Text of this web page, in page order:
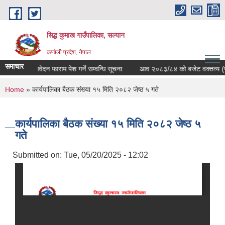
Skip to main content
सिद्ध कुमाख गाउँपालिका, सल्यान
कर्णाली प्रदेश, नेपाल
समाचार
लागि आवेदन फाराम पेश गर्ने सम्वन्धि सूचना आव २०८३/८४ को बजेट वक्तव्य
You are here
Home » कार्यपालिका बैठक संख्या १५ मिति २०८२ जेष्ठ ५ गते
कार्यपालिका बैठक संख्या १५ मिति २०८२ जेष्ठ ५
गते
Submitted on: Tue, 05/20/2025 - 12:02